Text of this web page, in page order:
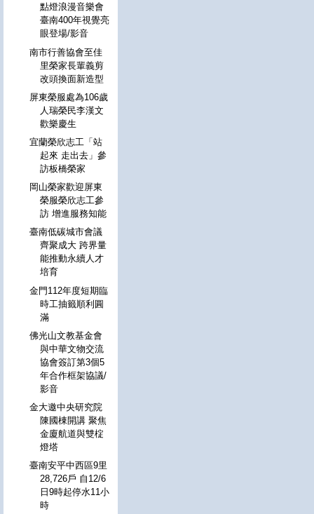
點燈浪漫音樂會
臺南400年視覺亮
眼登場/影音
南市行善協會至佳
里榮家長輩義剪
改頭換面新造型
屏東榮服處為106歲
人瑞榮民李漢文
歡樂慶生
宜蘭榮欣志工「站
起來 走出去」參
訪板橋榮家
岡山榮家歡迎屏東
榮服榮欣志工參
訪 增進服務知能
臺南低碳城市會議
齊聚成大 跨界量
能推動永續人才
培育
金門112年度短期臨
時工抽籤順利圓
滿
佛光山文教基金會
與中華文物交流
協會簽訂第3個5
年合作框架協議/
影音
金大邀中央研究院
陳國棟開講 聚焦
金廈航道與雙椗
燈塔
臺南安平中西區9里
28,726戶 自12/6
日9時起停水11小
時